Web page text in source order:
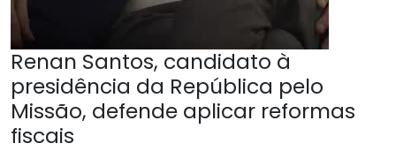
Renan Santos, candidato à
presidência da República pelo
Missão, defende aplicar reformas
fiscais